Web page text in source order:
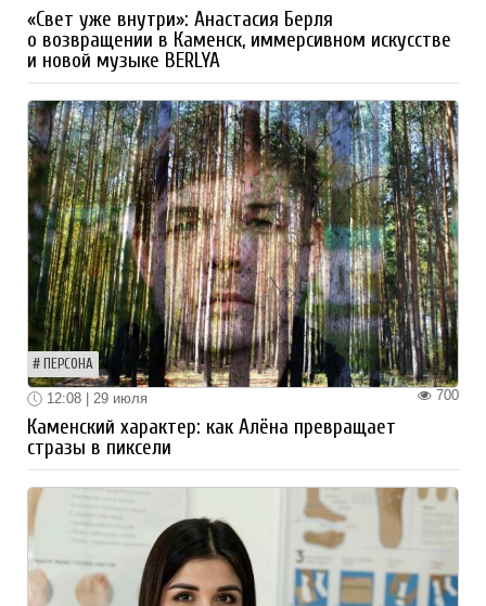
«Свет уже внутри»: Анастасия Берля
о возвращении в Каменск, иммерсивном искусстве
и новой музыке BERLYA
ПЕРСОНА
700
12:08 | 29 июля
Каменский характер: как Алёна превращает
стразы в пиксели